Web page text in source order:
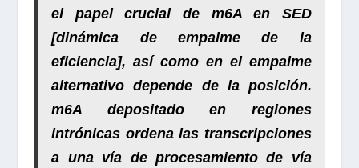
el papel crucial de m6Aen SED
[dinámica de empalme de la
eficiencia], así como en el empalme
alternativodepende de la posición.
m6A depositado en regiones
intrónicas ordena las transcripciones
a una vía de procesamiento de vía